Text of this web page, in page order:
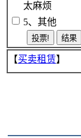
太麻烦
5、其他
【买卖租赁】